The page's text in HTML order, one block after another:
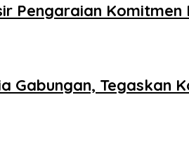
Pengaraian
Gabungan, Tegaskan